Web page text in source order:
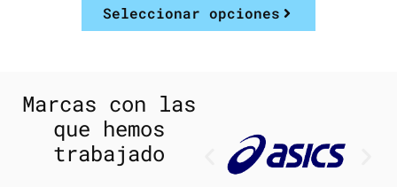
Seleccionar opciones
Marcas con las
que hemos
trabajado